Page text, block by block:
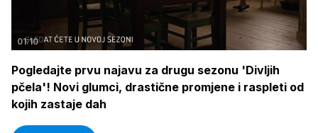
01:10
Pogledajte prvu najavu za drugu sezonu 'Divljih
pčela'! Novi glumci, drastične promjene i raspleti od
kojih zastaje dah